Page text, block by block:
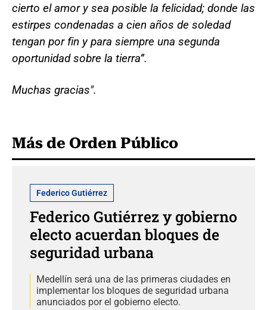
cierto el amor y sea posible la felicidad; donde las
estirpes condenadas a cien años de soledad
tengan por fin y para siempre una segunda
oportunidad sobre la tierra”.
Muchas gracias".
Más de Orden Público
Federico Gutiérrez
Federico Gutiérrez y gobierno
electo acuerdan bloques de
seguridad urbana
Medellín será una de las primeras ciudades en
implementar los bloques de seguridad urbana
anunciados por el gobierno electo.